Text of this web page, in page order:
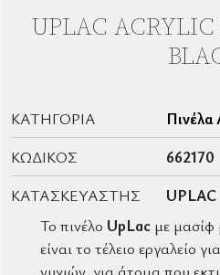
UPLAC
ΚΑΤΗΓΟΡΊΑ
Πινέλα
ΚΩΔΙΚΌΣ
662170
ΚΑΤΑΣΚΕΥΑΣΤΉΣ
UPLAC
Το πινέλο UpLac με μασίφ
είναι το τέλειο εργαλείο
νυχιών, για άτομα που